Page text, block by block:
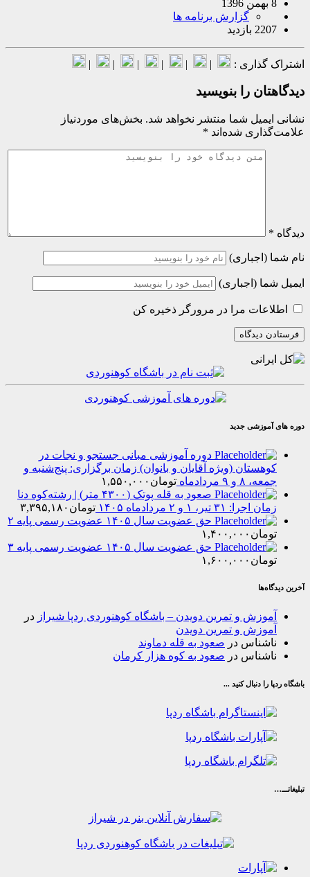
گزارش برنامه ها
:
|
|
|
|
|
|
را بنویسید
شما منتشر نخواهد شد. بخش‌های موردنیاز
شده‌اند*
(اجباری)
مرا در مرورگر ذخیره کن
جدید
دوره آموزشی مبانی جستجو و نجات در
(ویژه آقایان و بانوان) زمان برگزاری: پنج‌شنبه و
تومان۱,۵۵۰,۰۰۰
صعود به قله پوتک (۴۳۰۰ متر) | رشته‌کوه دنا
۳۱ تیر، ۱ و ۲ مردادماه ۱۴۰۵
تومان ۳,۳۹۵,۱۸۰
حق عضویت سال ۱۴۰۵ عضویت رسمی پایه ۲
۱,۴۰۰,۰۰۰
حق عضویت سال ۱۴۰۵ عضویت رسمی پایه ۳
۱,۶۰۰,۰۰۰
و تمرین دویدن – باشگاه کوهنوردی ردپا شیراز در
و تمرین دویدن
درصعود به قله دماوند
درصعود به کوه هزار کرمان
دنبال کنید ...